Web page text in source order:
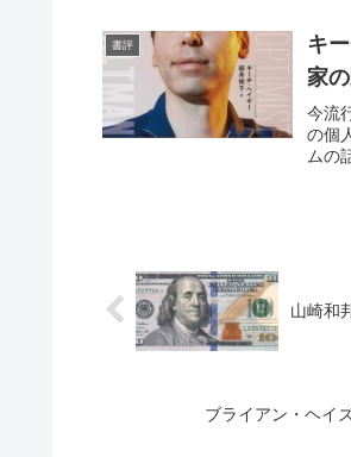
書評
キ
家
今流
の個
ムの
山崎和
ブライアン・ヘ